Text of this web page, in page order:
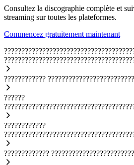
Consultez la discographie complète et
streaming sur toutes les plateformes.
Commencez gratuitement maintenant
????????????
??????
????????????
?????????????